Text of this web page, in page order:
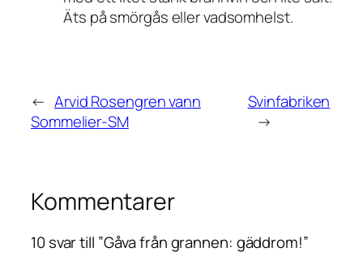
Äts på smörgås eller vadsomhelst.
← Arvid Rosengren vann
Sommelier-SM
Svinfabriken
→
Kommentarer
10 svar till ”Gåva från grannen: gäddrom!”